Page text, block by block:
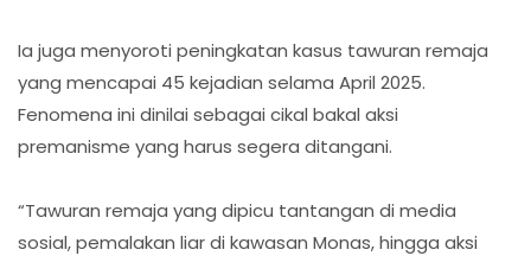
Ia juga menyoroti peningkatan kasus tawuran remaja
yang mencapai 45 kejadian selama April 2025.
Fenomena ini dinilai sebagai cikal bakal aksi
premanisme yang harus segera ditangani.
“Tawuran remaja yang dipicu tantangan di media
sosial, pemalakan liar di kawasan Monas, hingga aksi